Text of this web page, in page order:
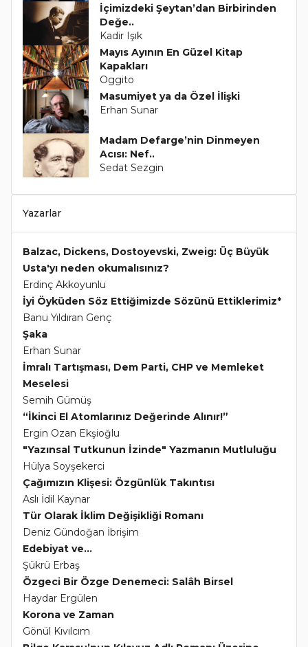
İçimizdeki Şeytan’dan Birbirinden
Değe..
Kadir Işık
Mayıs Ayının En Güzel Kitap
Kapakları
Oggito
Masumiyet ya da Özel İlişki
Erhan Sunar
Madam Defarge’nin Dinmeyen
Acısı: Nef..
Sedat Sezgin
Yazarlar
Balzac, Dickens, Dostoyevski, Zweig: Üç Büyük
Usta'yı neden okumalısınız?
Erdinç Akkoyunlu
İyi Öyküden Söz Ettiğimizde Sözünü Ettiklerimiz*
Banu Yıldıran Genç
Şaka
Erhan Sunar
İmralı Tartışması, Dem Parti, CHP ve Memleket
Meselesi
Semih Gümüş
“İkinci El Atomlarınız Değerinde Alınır!”
Ergin Ozan Ekşioğlu
"Yazınsal Tutkunun İzinde" Yazmanın Mutluluğu
Hülya Soyşekerci
Çağımızın Klişesi: Özgünlük Takıntısı
Aslı İdil Kaynar
Tür Olarak İklim Değişikliği Romanı
Deniz Gündoğan İbrişim
Edebiyat ve...
Şükrü Erbaş
Özgeci Bir Özge Denemeci: Salâh Birsel
Haydar Ergülen
Korona ve Zaman
Gönül Kıvılcım